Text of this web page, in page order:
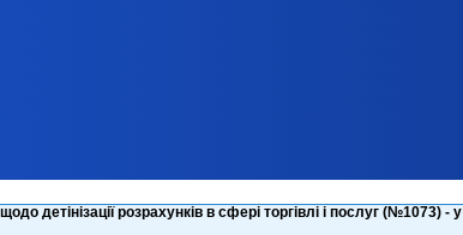
детінізації розрахунків в сфері торгівлі і послуг (№1073) - у